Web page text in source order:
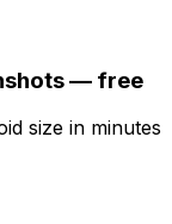
— free
size in minutes